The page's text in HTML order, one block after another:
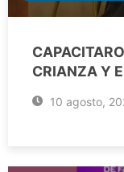
CRIANZA Y
10 agosto,